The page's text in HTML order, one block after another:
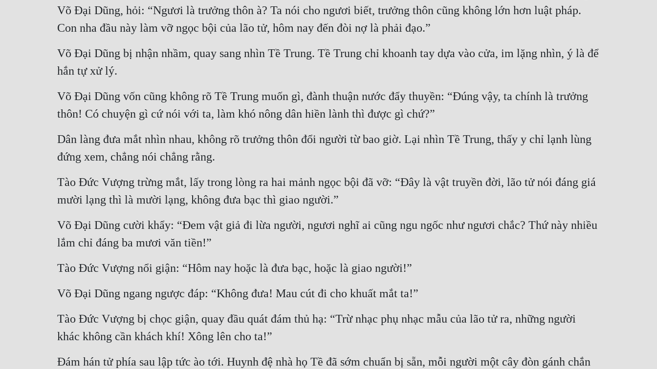
Võ Đại Dũng, hỏi: “Ngươi là trưởng thôn à? Ta nói cho ngươi biết, trưởng thôn cũng không lớn hơn luật pháp.
Con nha đầu này làm vỡ ngọc bội của lão tử, hôm nay đến đòi nợ là phải đạo.”
Võ Đại Dũng bị nhận nhầm, quay sang nhìn Tề Trung. Tề Trung chỉ khoanh tay dựa vào cửa, im lặng nhìn, ý là để
hắn tự xử lý.
Võ Đại Dũng vốn cũng không rõ Tề Trung muốn gì, đành thuận nước đẩy thuyền: “Đúng vậy, ta chính là trưởng
thôn! Có chuyện gì cứ nói với ta, làm khó nông dân hiền lành thì được gì chứ?”
Dân làng đưa mắt nhìn nhau, không rõ trưởng thôn đổi người từ bao giờ. Lại nhìn Tề Trung, thấy y chỉ lạnh lùng
đứng xem, chẳng nói chẳng rằng.
Tào Đức Vượng trừng mắt, lấy trong lòng ra hai mảnh ngọc bội đã vỡ: “Đây là vật truyền đời, lão tử nói đáng giá
mười lạng thì là mười lạng, không đưa bạc thì giao người.”
Võ Đại Dũng cười khẩy: “Đem vật giả đi lừa người, ngươi nghĩ ai cũng ngu ngốc như ngươi chắc? Thứ này nhiều
lắm chỉ đáng ba mươi văn tiền!”
Tào Đức Vượng nổi giận: “Hôm nay hoặc là đưa bạc, hoặc là giao người!”
Võ Đại Dũng ngang ngược đáp: “Không đưa! Mau cút đi cho khuất mắt ta!”
Tào Đức Vượng bị chọc giận, quay đầu quát đám thủ hạ: “Trừ nhạc phụ nhạc mẫu của lão tử ra, những người
khác không cần khách khí! Xông lên cho ta!”
Đám hán tử phía sau lập tức ào tới. Huynh đệ nhà họ Tề đã sớm chuẩn bị sẵn, mỗi người một cây đòn gánh chắn